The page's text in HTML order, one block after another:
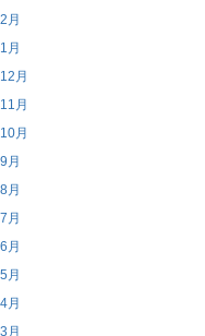
月
月
月
月
月
月
月
月
月
月
月
月